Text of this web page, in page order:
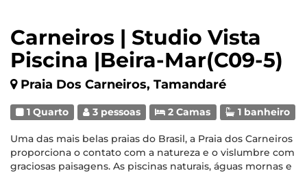
Carneiros | Studio Vista
Piscina |Beira-Mar(C09-5)
Praia Dos Carneiros, Tamandaré
1 Quarto 3 pessoas 2 Camas 1 banheiro
Uma das mais belas praias do Brasil, a Praia dos Carneiros
proporciona o contato com a natureza e o vislumbre com
graciosas paisagens. As piscinas naturais, águas mornas e